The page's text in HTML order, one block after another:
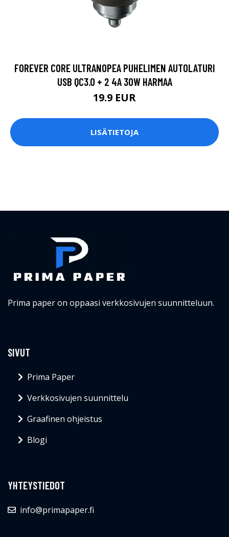
FOREVER CORE ULTRANOPEA PUHELIMEN AUTOLATURI
USB QC3.0 + 2 4A 30W HARMAA
19.9 EUR
LISÄTIETOJA
Prima paper on oppaasi verkkosivujen suunnitteluun.
SIVUT
Prima Paper
Verkkosivujen suunnittelu
Graafinen ohjeistus
Blogi
YHTEYSTIEDOT
info@primapaper.fi